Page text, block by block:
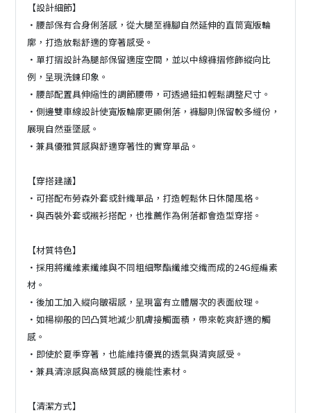
【設計細節】
・腰部保有合身俐落感，從大腿至褲腳自然延伸的直筒寬版輪
廓，打造放鬆舒適的穿著感受。
・單打摺設計為腿部保留適度空間，並以中線褲摺修飾縱向比
例，呈現洗鍊印象。
・腰部配置具伸縮性的調節腰帶，可透過鈕扣輕鬆調整尺寸。
・側邊雙車線設計使寬版輪廓更顯俐落，褲腳則保留較多縫份，
展現自然垂墜感。
・兼具優雅質感與舒適穿著性的實穿單品。
【穿搭建議】
・可搭配布勞森外套或針織單品，打造輕鬆休日休閒風格。
・與西裝外套或襯衫搭配，也推薦作為俐落都會造型穿搭。
【材質特色】
・採用將纖維素纖維與不同粗細聚酯纖維交織而成的24G經編素
材。
・後加工加入縱向皺褶感，呈現富有立體層次的表面紋理。
・如楊柳般的凹凸質地減少肌膚接觸面積，帶來乾爽舒適的觸
感。
・即使於夏季穿著，也能維持優異的透氣與清爽感受。
・兼具清涼感與高級質感的機能性素材。
【清潔方式】